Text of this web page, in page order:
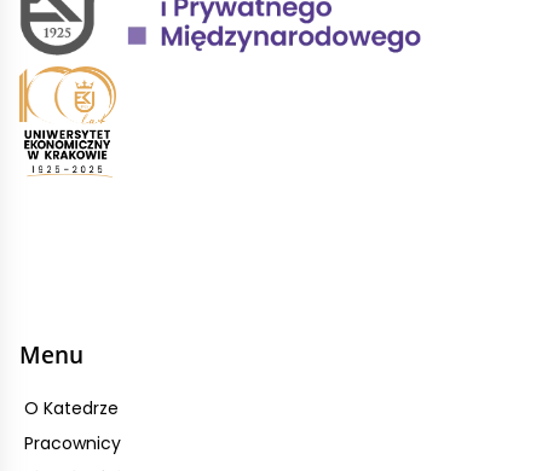
Menu
O Katedrze
Pracownicy